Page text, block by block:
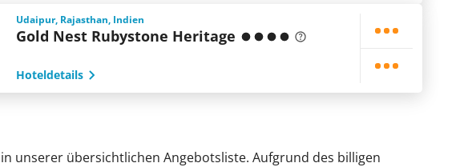
Udaipur, Rajasthan, Indien
Gold Nest Rubystone Heritage
Hoteldetails
unserer übersichtlichen Angebotsliste. Aufgrund des billigen